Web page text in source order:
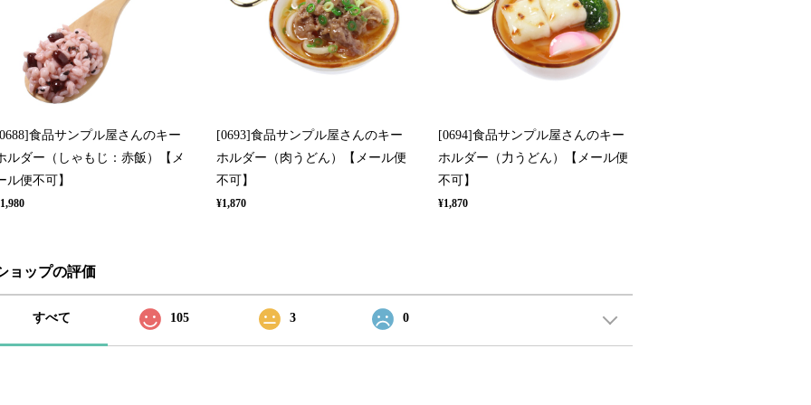
食品サンプル屋さんのキー
ルダー（しゃもじ：赤飯）【メ
ル便不可】
[0693]食品サンプル屋さんのキー
ホルダー（肉うどん）【メール便
不可】
¥1,870
[0694]食品サンプル屋さんのキー
ホルダー（力うどん）【メール便
不可】
¥1,870
ョップの評価
すべて 105 3 0